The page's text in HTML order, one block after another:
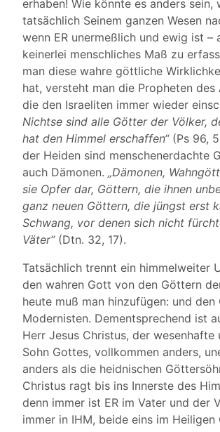
erhaben! Wie könnte es anders sein,
tatsächlich Seinem ganzen Wesen
wenn ER unermeßlich und ewig ist –
keinerlei menschliches Maß zu
man diese wahre göttliche
hat, versteht man die Propheten des
die den Israeliten immer wieder
Nichtse sind alle Götter der Völker,
hat den Himmel erschaffen“(Ps 96,
der Heiden sind menschenerdachte
auch Dämonen. „Dämonen,
sie Opfer dar, Göttern, die ihnen
ganz neuen Göttern, die jüngst erst
Schwang, vor denen sich nicht
Väter“(Dtn. 32, 17).
Tatsächlich trennt ein himmelweiter
den wahren Gott von den Göttern
heute muß man hinzufügen: und
Modernisten. Dementsprechend ist
Herr Jesus Christus, der wesenhafte
Sohn Gottes, vollkommen anders,
anders als die heidnischen
Christus ragt bis ins Innerste des
denn immer ist ER im Vater und der
immer in IHM, beide eins im Heiligen